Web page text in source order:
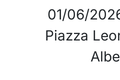
01/06/
Piazza